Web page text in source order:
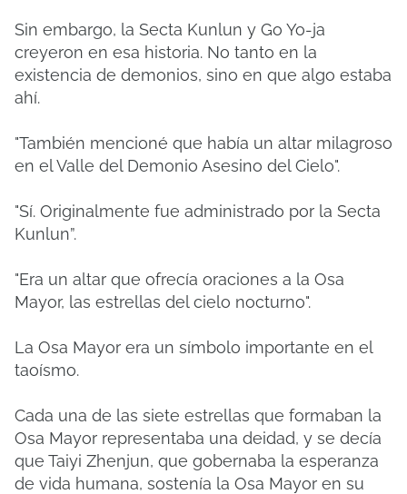
Sin embargo, la Secta Kunlun y Go Yo-ja
creyeron en esa historia. No tanto en la
existencia de demonios, sino en que algo estaba
ahí.
"También mencioné que había un altar milagroso
en el Valle del Demonio Asesino del Cielo".
"Sí. Originalmente fue administrado por la Secta
Kunlun”.
"Era un altar que ofrecía oraciones a la Osa
Mayor, las estrellas del cielo nocturno".
La Osa Mayor era un símbolo importante en el
taoísmo.
Cada una de las siete estrellas que formaban la
Osa Mayor representaba una deidad, y se decía
que Taiyi Zhenjun, que gobernaba la esperanza
de vida humana, sostenía la Osa Mayor en su